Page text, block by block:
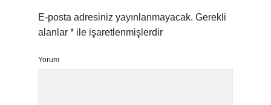
E-posta adresiniz yayınlanmayacak. Gerekli
alanlar * ile işaretlenmişlerdir
Yorum